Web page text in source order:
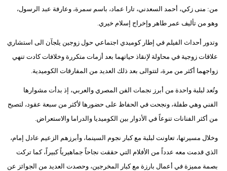
من: منى زكي، أحمد السعدني، تارا عماد، باسم سمرة، وعارفة عبد الرسول،
وهو من تأليف عمر طاهر وإخراج إسلام خيري.
وتدور أحداث الفيلم في إطار كوميدي اجتماعي حول زوجين يلجآن الى استشاري
علاقات زوجية في محاولة لإنقاذ حياتهما بعد أزمات متكررة وخلافات كادت تنهي
زواجهما أكثر من مرة، لتتوالى بعد ذلك العديد من المفارقات الكوميدية.
وتُعد لبلبة واحدة من أبرز نجمات الفن المصري والعربي، إذ بدأت مشوارها
الفني وهي طفلة، ونجحت في الحفاظ على حضورها لأكثر من سبعة عقود، لتصبح
من أكثر الفنانات تنوعاً في الأدوار بين الكوميديا والدراما والاستعراض.
وخلال مسيرتها، تعاونت لبلبة مع كبار نجوم السينما، وأبرزهم الزعيم عادل إمام،
الذي قدمت معه عدداً من الأفلام التي حققت نجاحاً جماهيرياً كبيراً، كما تركت
بصمة مميزة في أعمال بارزة مع كبار المخرجين، وحصدت العديد من الجوائز عن